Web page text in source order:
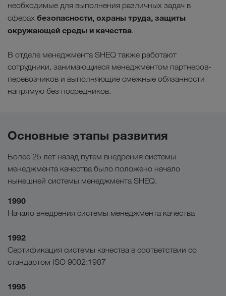
необходимые для выполнения различных задач в
сферах безопасности, охраны труда, защиты
окружающей среды и качества.
В отделе менеджмента SHEQ также работают
сотрудники, занимающиеся менеджментом партнеров-
перевозчиков и выполняющие смежные обязанности
напрямую без посредников.
Основные этапы развития
Более 25 лет назад путем внедрения системы
менеджмента качества было положено начало
нынешней системы менеджмента SHEQ.
1990
Начало внедрения системы менеджмента качества
1992
Сертификация системы качества в соответствии со
стандартом ISO 9002:1987
1995